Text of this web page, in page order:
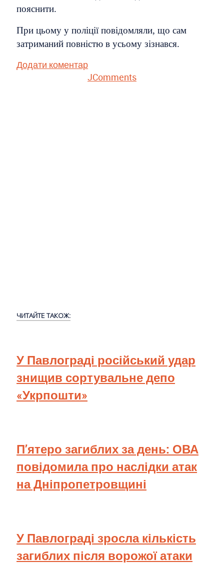
пояснити.
При цьому у поліції повідомляли, що сам
затриманий повністю в усьому зізнався.
Додати коментар
JComments
ЧИТАЙТЕ ТАКОЖ:
У Павлограді російський удар
знищив сортувальне депо
«Укрпошти»
П’ятеро загиблих за день: ОВА
повідомила про наслідки атак
на Дніпропетровщині
У Павлограді зросла кількість
загиблих після ворожої атаки